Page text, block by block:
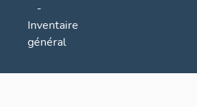
-
Inventaire
général